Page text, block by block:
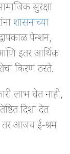
सुरक्षा
शासनाच्या
पेन्शन,
इतर आर्थिक
किरण ठरते.
लाभ घेत नाही,
दिशा देत
आजच ई-श्रम